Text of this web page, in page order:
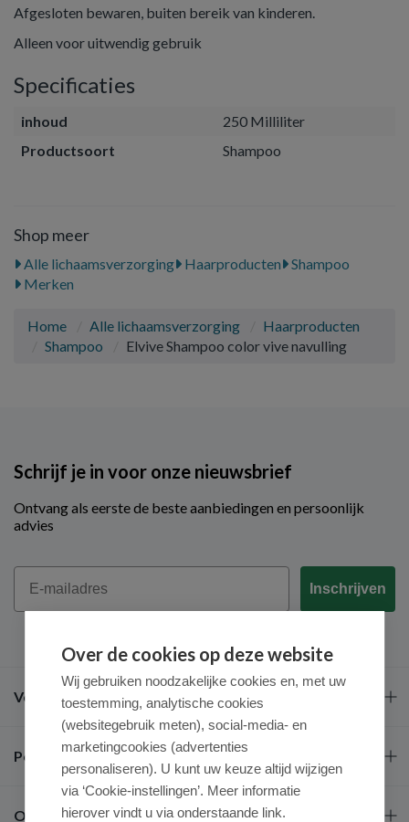
Afgesloten bewaren, buiten bereik van kinderen.
Alleen voor uitwendig gebruik
Specificaties
inhoud
250 Milliliter
Productsoort
Shampoo
Shop meer
Alle lichaamsverzorging Haarproducten
Shampoo
Merken
Home Alle lichaamsverzorging
Haarproducten
Shampoo
Elvive Shampoo color vive navulling
Schrijf je in voor onze nieuwsbrief
Ontvang als eerste de beste aanbiedingen en persoonlijk
advies
Email
Inschrijven
Veel gestelde vragen
Populaire merken
Over ons
Over de cookies op deze website
Wij gebruiken noodzakelijke cookies en, met uw
toestemming, analytische cookies
(websitegebruik meten), social-media- en
marketingcookies (advertenties
personaliseren). U kunt uw keuze altijd wijzigen
via ‘Cookie-instellingen’. Meer informatie
hierover vindt u via onderstaande link.